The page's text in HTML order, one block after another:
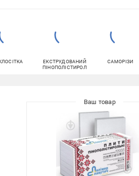
ЕКСТРУДОВАНИЙ
ПІНОПОЛІСТИРОЛ
САМОРІЗИ